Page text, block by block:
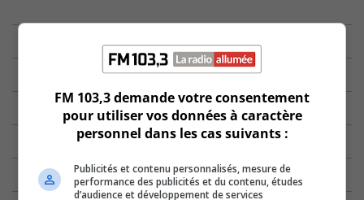
FM 103,3 demande votre consentement
pour utiliser vos données à caractère
personnel dans les cas suivants :
Publicités et contenu personnalisés, mesure de
performance des publicités et du contenu, études
d’audience et développement de services